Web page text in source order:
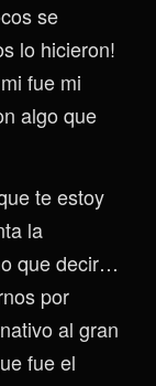
se
lo hicieron!
fue mi
algo que
te estoy
la
que decir…
por
al gran
fue el